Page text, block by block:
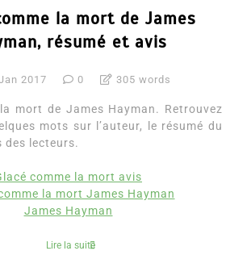
la mort de James
résumé et avis
2017 0 305 words
mort de James Hayman. Retrouvez
mots sur l’auteur, le résumé du
des lecteurs.
comme la mort avis
la mort James Hayman
James Hayman
Lire la suite